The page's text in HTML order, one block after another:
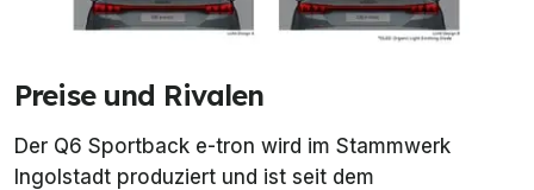
Preise und Rivalen
Der Q6 Sportback e-tron wird im Stammwerk
Ingolstadt produziert und ist seit dem